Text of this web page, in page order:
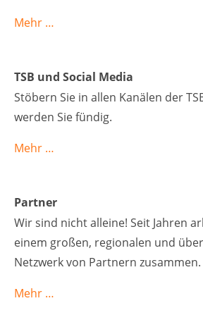
Mehr …
TSB und Social Media
Stöbern Sie in allen Kanälen der
werden Sie fündig.
Mehr …
Partner
Wir sind nicht alleine! Seit Jahren
einem großen, regionalen und
Netzwerk von Partnern zusammen.
Mehr …